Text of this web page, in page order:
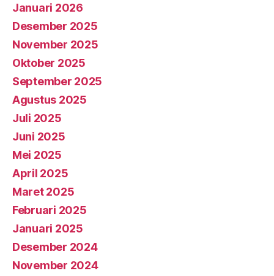
Januari 2026
Desember 2025
November 2025
Oktober 2025
September 2025
Agustus 2025
Juli 2025
Juni 2025
Mei 2025
April 2025
Maret 2025
Februari 2025
Januari 2025
Desember 2024
November 2024